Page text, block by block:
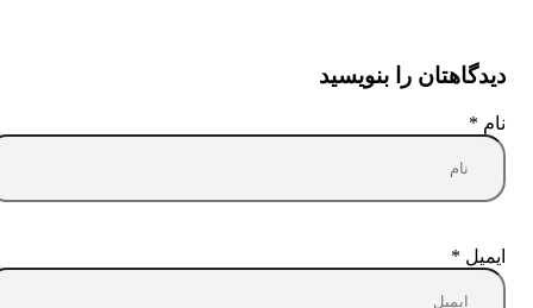
دیدگاهتان را بنویسید
نام*
ایمیل*